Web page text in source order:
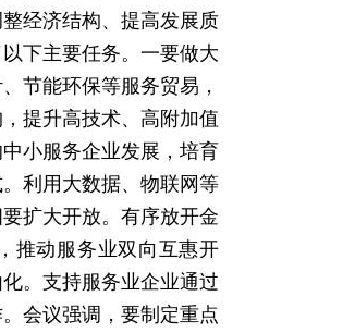
经济结构、提高发展质
下主要任务。一要做大
节能环保等服务贸易，
提升高技术、高附加值
小服务企业发展，培育
利用大数据、物联网等
扩大开放。有序放开金
推动服务业双向互惠开
。支持服务业企业通过
会议强调，要制定重点